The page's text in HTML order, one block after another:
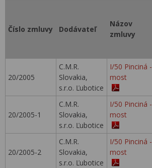
Číslo zmluvy Dodávateľ
Názov
zmluvy
20/2005
C.M.R.
Slovakia,
s.r.o. Ľubotice
I/50 Pinciná -
most
20/2005-1
C.M.R.
Slovakia,
s.r.o. Ľubotice
I/50 Pinciná -
most
20/2005-2
C.M.R.
Slovakia,
s.r.o. Ľubotice
I/50 Pinciná -
most